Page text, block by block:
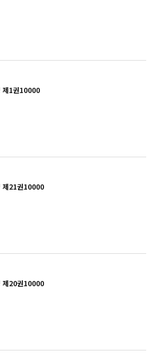
제1권10000
제21권10000
제20권10000